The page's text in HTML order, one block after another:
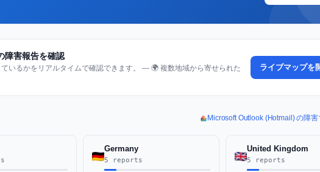
害報告を確認
いるかをリアルタイムで確認できます。 — 🌍 複数地域から寄せられた
ライブマップを
Microsoft Outlook (Hotmail) の障
Germany
5 reports
United Kingdom
5 reports